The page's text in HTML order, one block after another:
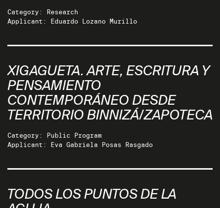
Category: Research
Applicant: Eduardo Lozano Murillo
XIGAGUETA. ARTE, ESCRITURA Y
PENSAMIENTO
CONTEMPORÁNEO DESDE
TERRITORIO BINNIZÁ/ZAPOTECA
Category: Public Program
Applicant: Eva Gabriela Posas Rasgado
TODOS LOS PUNTOS DE LA